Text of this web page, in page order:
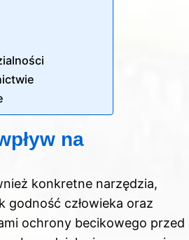
na
konkretne narzędzia,
człowieka oraz
ochrony becikowego przed